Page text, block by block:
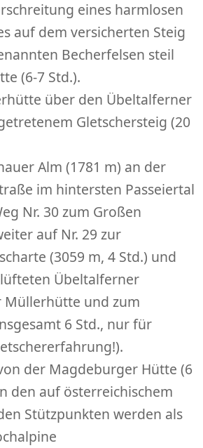
eines harmlosen
auf dem versicherten Steig
Becherfelsen steil
(6-7 Std.).
über den Übeltalferner
Gletschersteig (20
Alm (1781 m) an der
im hintersten Passeiertal
Nr. 30 zum Großen
auf Nr. 29 zur
(3059 m, 4 Std.) und
Übeltalferner
Müllerhütte und zum
6 Std., nur für
der Magdeburger Hütte (6
den auf österreichischem
Stützpunkten werden als